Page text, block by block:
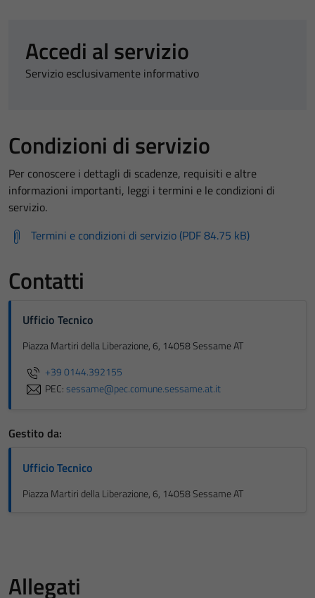
Accedi al servizio
Servizio esclusivamente informativo
Condizioni di servizio
Per conoscere i dettagli di scadenze, requisiti e altre
informazioni importanti, leggi i termini e le condizioni di
servizio.
Termini e condizioni di servizio (PDF 84.75 kB)
Contatti
Ufficio Tecnico
Piazza Martiri della Liberazione, 6, 14058 Sessame AT
+39 0144.392155
PEC:sessame@pec.comune.sessame.at.it
Gestito da:
Ufficio Tecnico
Piazza Martiri della Liberazione, 6, 14058 Sessame AT
Allegati